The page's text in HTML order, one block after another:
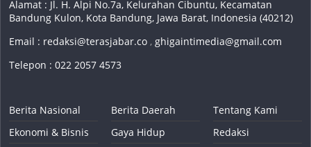
Alamat : Jl. H. Alpi No.7a, Kelurahan Cibuntu, Kecamatan
Bandung Kulon, Kota Bandung, Jawa Barat, Indonesia (40212)
Email : redaksi@terasjabar.co ,ghigaintimedia@gmail.com
Telepon : 022 2057 4573
Berita Nasional
Ekonomi & Bisnis
Berita Daerah
Gaya Hidup
Tentang Kami
Redaksi